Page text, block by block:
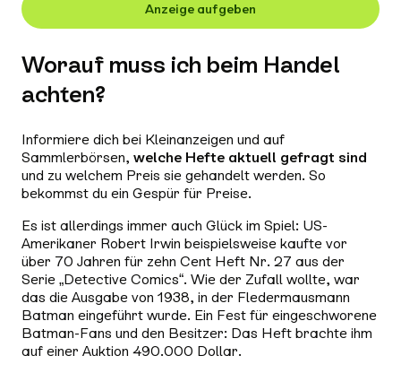
Anzeige aufgeben
Worauf muss ich beim Handel
achten?
Informiere dich bei Kleinanzeigen und auf
Sammlerbörsen, welche Hefte aktuell gefragt sind
und zu welchem Preis sie gehandelt werden. So
bekommst du ein Gespür für Preise.
Es ist allerdings immer auch Glück im Spiel: US-
Amerikaner Robert Irwin beispielsweise kaufte vor
über 70 Jahren für zehn Cent Heft Nr. 27 aus der
Serie „Detective Comics“. Wie der Zufall wollte, war
das die Ausgabe von 1938, in der Fledermausmann
Batman eingeführt wurde. Ein Fest für eingeschworene
Batman-Fans und den Besitzer: Das Heft brachte ihm
auf einer Auktion 490.000 Dollar.